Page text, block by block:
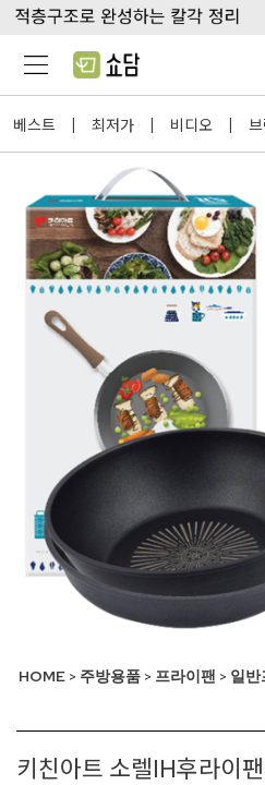
베스트 | 최저가 | 비디오 |
HOME > 주방용품 > 프라이팬 > 일반
키친아트 소렐IH후라이